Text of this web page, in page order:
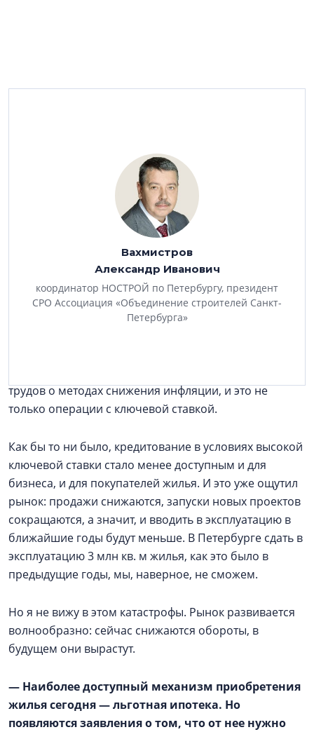
Вахмистров
Александр Иванович
координатор НОСТРОЙ по Петербургу, президент
СРО Ассоциация «Объединение строителей Санкт-
Петербурга»
строительную отрасль ждут трудные времена.
Оправдались ли ваши прогнозы?
— К сожалению, да. Учитывая то, как развиваются
события, было понятно, что 2026-й, да и 2027 год
сложная макроэкономическая и геополитическая
ситуация, все это влияет на экономику. Это с одной
стороны. С другой — мы видим, что Центробанк
старается бороться с инфляцией. Он для этого избрал
трудов о методах снижения инфляции, и это не
только операции с ключевой ставкой.
Как бы то ни было, кредитование в условиях высокой
ключевой ставки стало менее доступным и для
бизнеса, и для покупателей жилья. И это уже ощутил
рынок: продажи снижаются, запуски новых проектов
сокращаются, а значит, и вводить в эксплуатацию в
ближайшие годы будут меньше. В Петербурге сдать в
эксплуатацию 3 млн кв. м жилья, как это было в
предыдущие годы, мы, наверное, не сможем.
Но я не вижу в этом катастрофы. Рынок развивается
волнообразно: сейчас снижаются обороты, в
будущем они вырастут.
— Наиболее доступный механизм приобретения
жилья сегодня — льготная ипотека. Но
появляются заявления о том, что от нее нужно